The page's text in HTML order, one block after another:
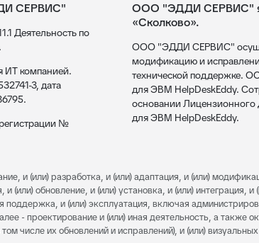
СЕРВИС"
Деятельность по
ИТ компанией.
3, дата
№
ООО "ЭДДИ СЕРВИС"
«Сколково».
ООО "ЭДДИ СЕРВИС"
модификацию и
технической поддержке.
для ЭВМ HelpDeskEddy.
основании Лицензионного
для ЭВМ HelpDeskEddy.
и (или) разработка, и (или) адаптация, и (или)
обновление, и (или) установка, и (или) интеграция,
и (или) эксплуатация, включая
- проектирование и (или) иная деятельность, а также
числе их обновлений и исправлений), и (или)